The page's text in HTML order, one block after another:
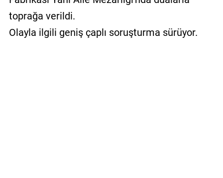
toprağa verildi.
Olayla ilgili geniş çaplı soruşturma sürüyor.